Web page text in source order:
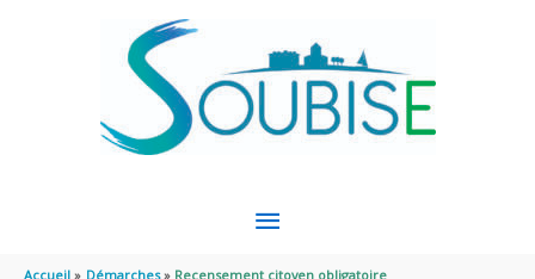
MENU
Accueil Démarches Recensement citoyen obligatoire